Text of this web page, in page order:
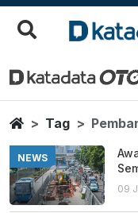
Berita
HomeTag
NEWS
09